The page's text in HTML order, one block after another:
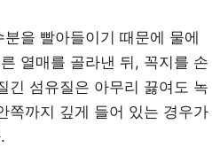
을 빨아들이기 때문에 물에
열매를 골라낸 뒤, 꼭지를 손
긴 섬유질은 아무리 끓여도 녹
쪽까지 깊게 들어 있는 경우가